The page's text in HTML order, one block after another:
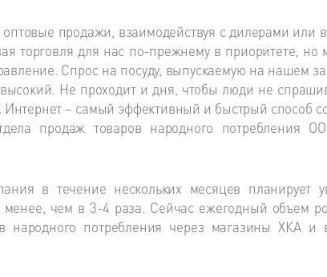
продажи, взаимодействуя с дилерами или
торговля для нас по-прежнему в приоритете, но
Спрос на посуду, выпускаемую на нашем
Не проходит и дня, чтобы люди не
Интернет – самый эффективный и быстрый способ
продаж товаров народного потребления
в течение нескольких месяцев планирует
чем в 3-4 раза. Сейчас ежегодный объем
народного потребления через магазины ХКА и